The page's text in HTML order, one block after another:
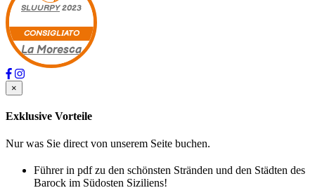
SLUURPY2023
CONSIGLIATO
La Moresca
×
Exklusive Vorteile
Nur was Sie direct von unserem Seite buchen.
Führer in pdf zu den schönsten Stränden und den Städten des
Barock im Südosten Siziliens!